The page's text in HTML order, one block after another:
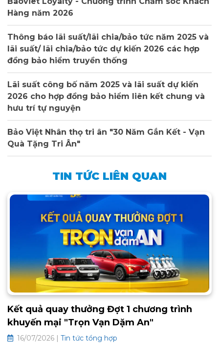
Hàng năm 2026
Thông báo lãi suất/lãi chia/bảo tức năm 2025 và
lãi suất/ lãi chia/bảo tức dự kiến 2026 các hợp
đồng bảo hiểm truyền thống
Lãi suất công bố năm 2025 và lãi suất dự kiến
2026 cho hợp đồng bảo hiểm liên kết chung và
hưu trí tự nguyện
Bảo Việt Nhân thọ tri ân "30 Năm Gắn Kết - Vạn
Quà Tặng Tri Ân"
TIN TỨC LIÊN QUAN
Kết quả quay thưởng Đợt 1 chương trình
khuyến mại "Trọn Vạn Dặm An"
16/07/2026 | Tin tức tổng hợp